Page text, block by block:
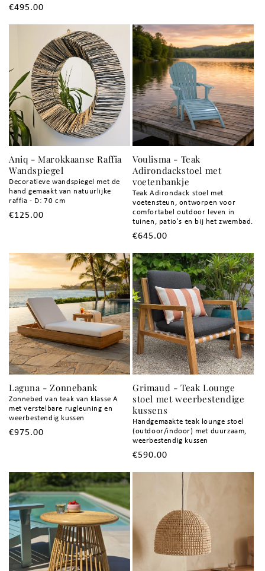
Normale
€495.00
Aniq - Marokkaanse Raffia
Wandspiegel
Decoratieve wandspiegel met de
hand gemaakt van natuurlijke
raffia - D: 70 cm
Normale
€125.00
Voulisma - Teak
Adirondackstoel met
voetenbankje
Teak Adirondack stoel met
voetensteun, ontworpen voor
comfortabel outdoor leven in
tuinen, patio's en bij het zwembad.
Normale
€645.00
Laguna - Zonnebank
Zonnebed van teak van klasse A
met verstelbare rugleuning en
weerbestendig kussen
Normale
€975.00
Grimaud - Teak Lounge
stoel met weerbestendige
kussens
Handgemaakte teak lounge stoel
(outdoor/indoor) met duurzaam,
weerbestendig kussen
Normale
€590.00